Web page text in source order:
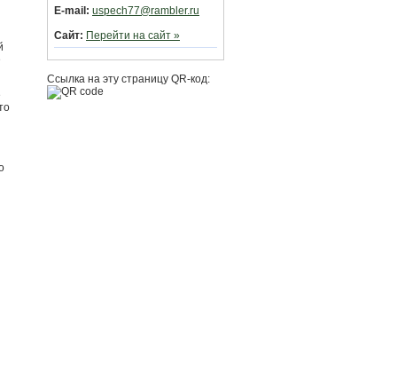
E-mail: uspech77@rambler.ru
Сайт: Перейти на сайт »
Ссылка на эту страницу QR-код: